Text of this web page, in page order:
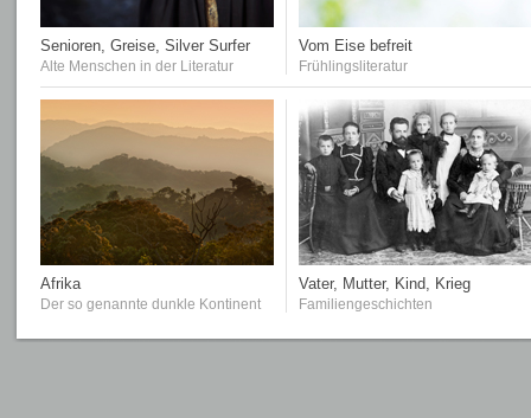
Senioren, Greise, Silver Surfer
Alte Menschen in der Literatur
Vom Eise befreit
Frühlingsliteratur
Afrika
Der so genannte dunkle Kontinent
Vater, Mutter, Kind, Krieg
Familiengeschichten